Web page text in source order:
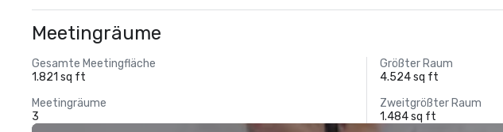
Meetingräume
Gesamte Meetingfläche
1.821 sq ft
Größter Raum
4.524 sq ft
Meetingräume
3
Zweitgrößter Raum
1.484 sq ft